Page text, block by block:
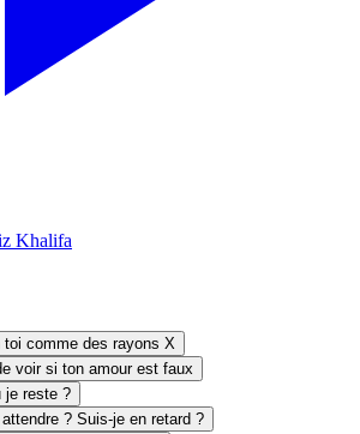
Khalifa
comme des rayons X
voir si ton amour est faux
je reste ?
? Suis-je en retard ?